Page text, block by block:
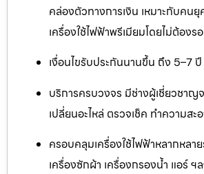
คล่องตัวทางการเงิน เหมาะกับคนยุ
เครื่องใช้ไฟฟ้าพรีเมียมโดยไม่ต้องร
เงื่อนไขรับประกันนานขึ้น ถึง 5–7
บริการครบวงจร มีช่างผู้เชี่ยวชาญ
เปลี่ยนอะไหล่ ตรวจเช็ค ทำความส
ครอบคลุมเครื่องใช้ไฟฟ้าหลากหลา
เครื่องซักผ้า เครื่องกรองน้ำ แอร์